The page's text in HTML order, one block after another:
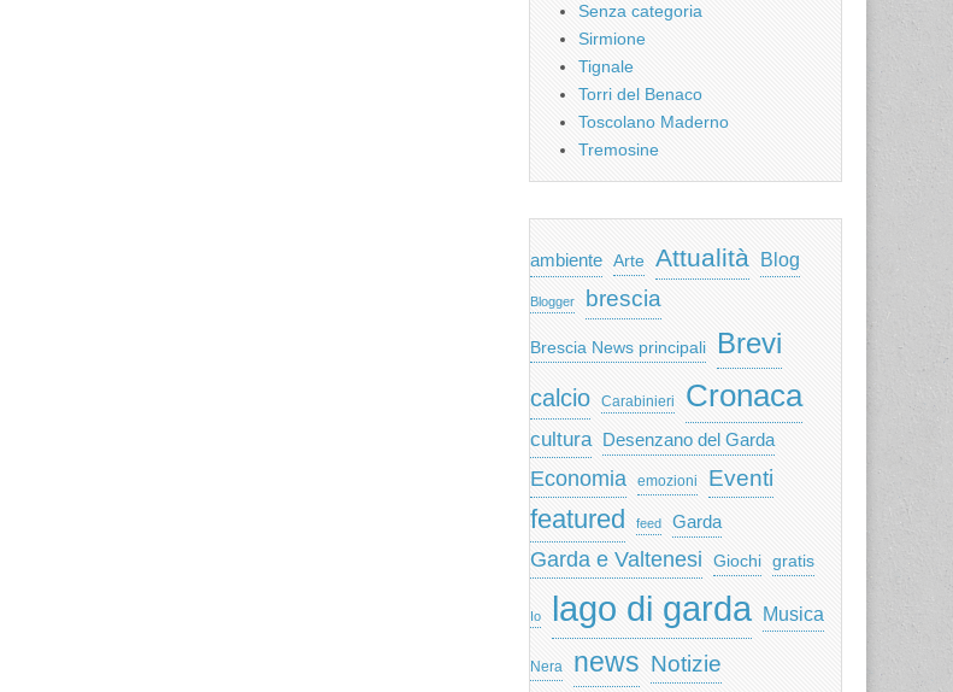
Senza categoria
Sirmione
Tignale
Torri del Benaco
Toscolano Maderno
Tremosine
ambiente Arte Attualità Blog
Blogger brescia
Brescia News principali Brevi
calcio Carabinieri Cronaca
cultura Desenzano del Garda
Economia emozioni Eventi
featured feed Garda
Garda e Valtenesi Giochi gratis
Io lago di garda Musica
Nera news Notizie